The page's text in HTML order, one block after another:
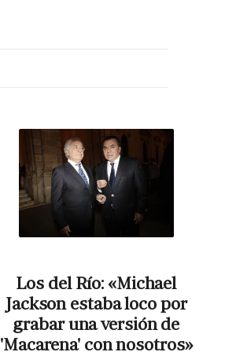
Los del Río: «Michael
Jackson estaba loco por
grabar una versión de
'Macarena' con nosotros»